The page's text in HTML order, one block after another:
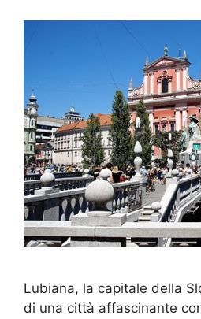
Lubiana, la capitale della
di una città affascinante